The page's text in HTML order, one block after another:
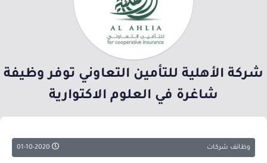
شركة الأهلية للتأمين التعاوني توفر وظيفة
شاغرة في العلوم الاكتوارية
وظائف شركات